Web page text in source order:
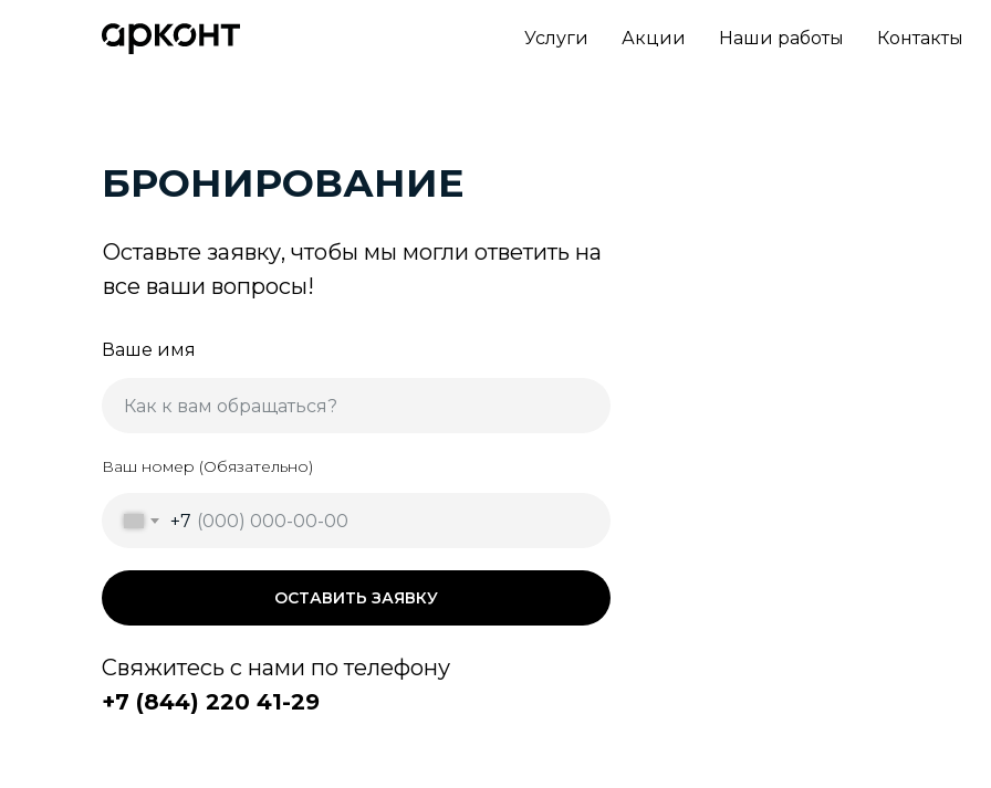
Услуги Акции Наши работы Контакты
БРОНИРОВАНИЕ
Оставьте заявку, чтобы мы могли ответить на
все ваши вопросы!
Ваше имя
Ваш номер (Обязательно)
+7
ОСТАВИТЬ ЗАЯВКУ
Свяжитесь с нами по телефону
+7 (844) 220 41-29